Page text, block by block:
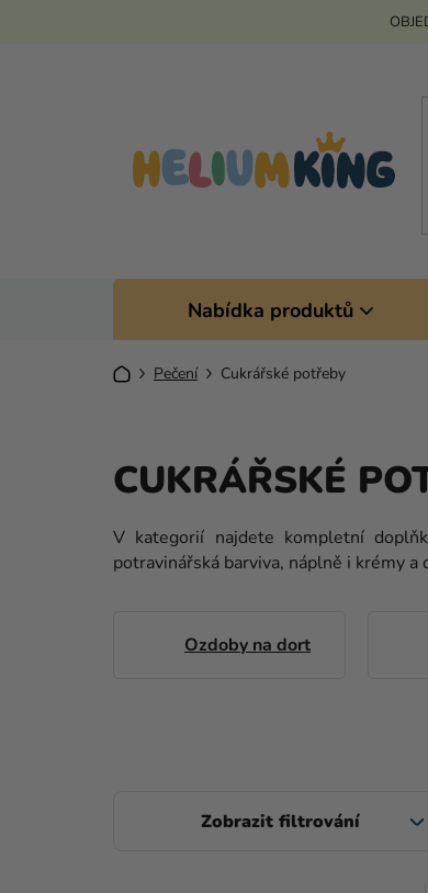
Nabídka produktů
Domů Pečení Cukrářské potřeby
CUKRÁŘSKÉ
V kategorií najdete kompletní
potravinářská barviva, náplně i krémy
Ozdoby na dort